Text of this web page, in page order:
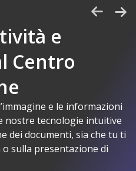
e
Centro
e le informazioni
nostre tecnologie intuitive
dei documenti, sia che tu ti
sulla presentazione di
Kodak Alaris ha senso
Explore Scanners